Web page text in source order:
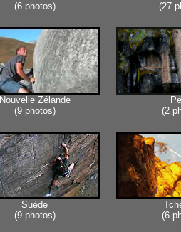
(6 photos)
(27
Nouvelle Zélande
(9 photos)
(2
Suède
(9 photos)
(6